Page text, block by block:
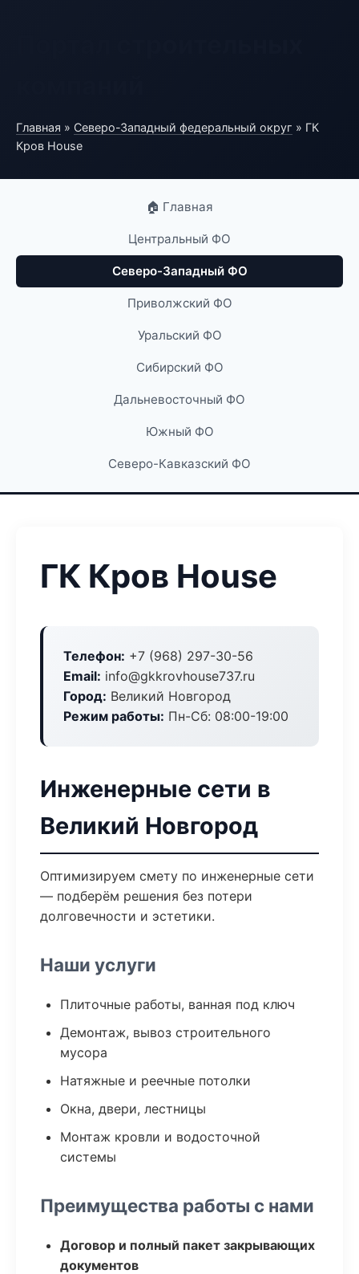
Главная » Северо-Западный федеральный округ » ГК
Кров House
🏠 Главная
Центральный ФО
Северо-Западный ФО
Приволжский ФО
Уральский ФО
Сибирский ФО
Дальневосточный ФО
Южный ФО
Северо-Кавказский ФО
ГК Кров House
Телефон: +7 (968) 297-30-56
Email: info@gkkrovhouse737.ru
Город: Великий Новгород
Режим работы: Пн-Сб: 08:00-19:00
Инженерные сети в
Великий Новгород
Оптимизируем смету по инженерные сети
— подберём решения без потери
долговечности и эстетики.
Наши услуги
Плиточные работы, ванная под ключ
Демонтаж, вывоз строительного
мусора
Натяжные и реечные потолки
Окна, двери, лестницы
Монтаж кровли и водосточной
системы
Преимущества работы с нами
Договор и полный пакет закрывающих
документов